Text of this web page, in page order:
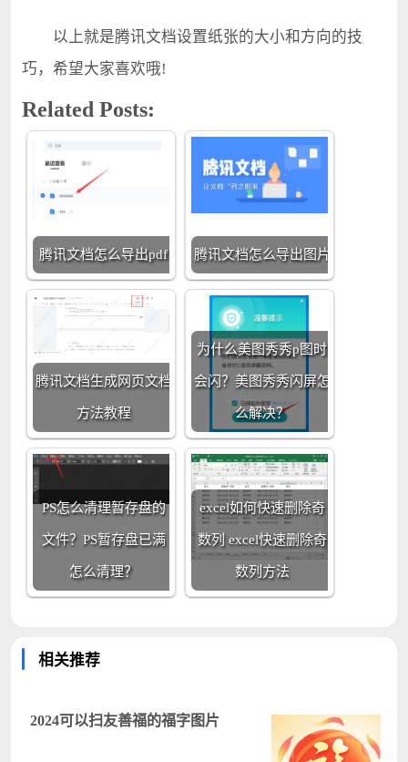
以上就是腾讯文档设置纸张的大小和方向的技
巧，希望大家喜欢哦!
Related Posts:
腾讯文档怎么导出pdf 腾讯文档怎么导出图片
腾讯文档生成网页文档
方法教程
为什么美图秀秀p图时
会闪？美图秀秀闪屏怎
么解决？
PS怎么清理暂存盘的
文件？PS暂存盘已满
怎么清理？
excel如何快速删除奇
数列 excel快速删除奇
数列方法
相关推荐
2024可以扫友善福的福字图片